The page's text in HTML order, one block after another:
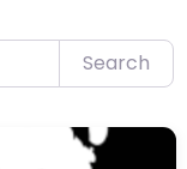
Search